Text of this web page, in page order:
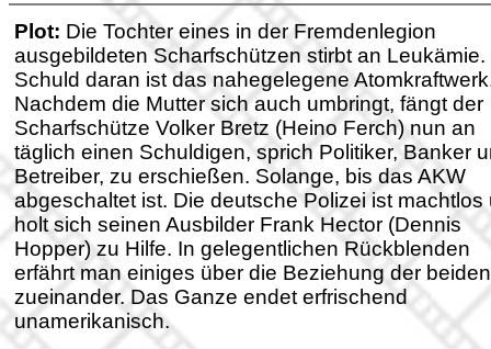
Plot: Die Tochter eines in der Fremdenlegion
ausgebildeten Scharfschützen stirbt an Leukämie.
Schuld daran ist das nahegelegene
Nachdem die Mutter sich auch umbringt, fängt der
Scharfschütze Volker Bretz (Heino Ferch) nun an
täglich einen Schuldigen, sprich Politiker, Banker
Betreiber, zu erschießen. Solange, bis das AKW
abgeschaltet ist. Die deutsche Polizei ist machtlos
holt sich seinen Ausbilder Frank Hector (Dennis
Hopper) zu Hilfe. In gelegentlichen Rückblenden
erfährt man einiges über die Beziehung der beiden
zueinander. Das Ganze endet erfrischend
unamerikanisch.